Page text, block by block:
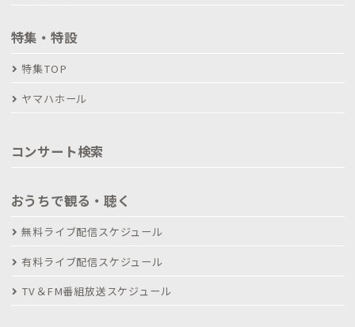
特集・特設
特集TOP
ヤマハホール
コンサート検索
おうちで観る・聴く
無料ライブ配信スケジュール
有料ライブ配信スケジュール
TV＆FM番組放送スケジュール